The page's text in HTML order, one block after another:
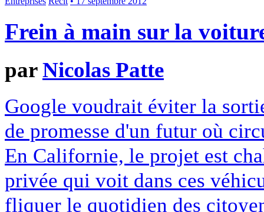
Frein à main sur la
parNicolas Patte
Google voudrait éviter la
de promesse d'un futur où
En Californie, le projet est
privée qui voit dans ces
fliquer le quotidien des